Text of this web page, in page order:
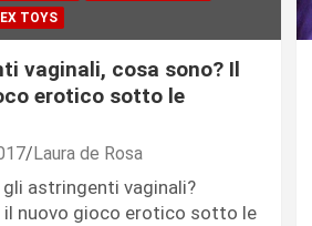
TOYS
vaginali, cosa sono? Il
erotico sotto le
Laura de Rosa
astringenti vaginali?
il nuovo gioco erotico sotto le